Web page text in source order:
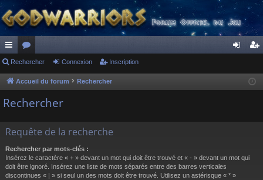
ac
co
ur
s
or
u
m
cri
Rechercher Connexion Inscription
Accueil du forum Rechercher
Rechercher
Requête de la recherche
Rechercher par mots-clés :
Insérez le caractère « + » devant un mot qui doit être trouvé et « - » devant un mot qui
doit être ignoré. Insérez une liste de mots séparés entre des barres verticales
discontinues « | » si seul un des mots doit être trouvé. Utilisez un astérisque « * »